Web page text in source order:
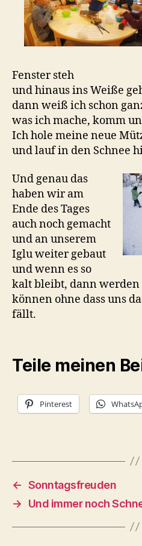
Fenster steh
und hinaus ins Weiße
dann weiß ich schon
was ich mache, komm
Ich hole meine neue
und lauf in den Schnee
Und genau das
haben wir am
Ende des Tages
auch noch gemacht
und an unserem
Iglu weiter gebaut
und wenn es so
kalt bleibt, dann
können ohne dass uns
fällt.
Teile meinen
Pinterest
← Sonntagsfreuden
→
Und immer noch